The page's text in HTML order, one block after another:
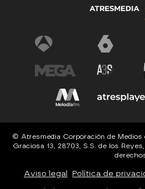
© Atresmedia Corporación de Medios
Graciosa 13, 28703, S.S. de los
Aviso legal Política de